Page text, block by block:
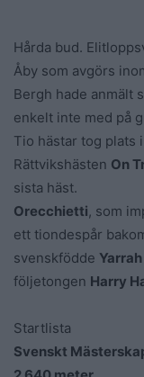
Hårda bud.
Åby som avgörs
Bergh hade anmält
enkelt inte med på
Tio hästar tog plats
Rättvikshästen On
sista häst.
Orecchietti, som
ett tiondespår
svenskfödde
följetongen Harry
Startlista
Svenskt